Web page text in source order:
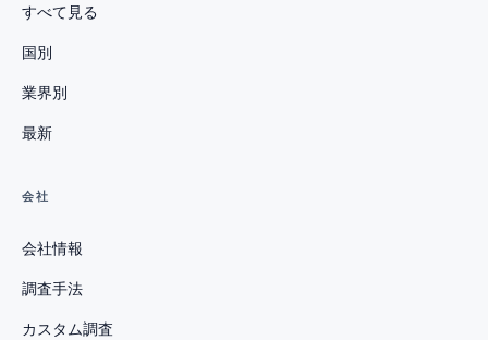
すべて見る
国別
業界別
最新
会社
会社情報
調査手法
カスタム調査